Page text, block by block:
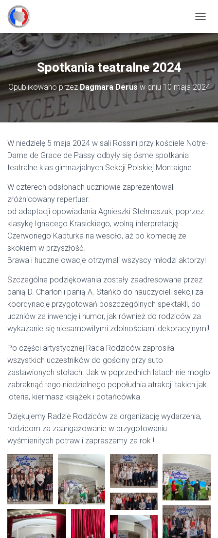
R
Z
Ą
Z
A
A
Spotkania teatralne 2024
Opublikowano przezDagmara Derus w dniu 10 maja 2024
W niedzielę 5 maja 2024 w sali Rossini przy kościele Notre-
Dame de Grace de Passy odbyły się ósme spotkania
teatralne klas gimnazjalnych Sekcji Polskiej Montaigne.
W czterech odsłonach uczniowie zaprezentowali
zróżnicowany repertuar:
od adaptacji opowiadania Agnieszki Stelmaszuk, poprzez
klasykę Ignacego Krasickiego, wolną interpretację
Czerwonego Kapturka na wesoło, aż po komedię ze
skokiem w przyszłość.
Brawa i huczne owacje otrzymali wszyscy młodzi aktorzy!
Szczególne podziękowania zostały zaadresowane przez
panią D. Charlon i panią A. Stańko do nauczycieli sekcji za
koordynację przygotowań poszczególnych spektakli, do
uczniów za inwencję i humor, jak również do rodziców za
wykazanie się niesamowitymi zdolnościami dekoracyjnymi!
Po części artystycznej Rada Rodziców zaprosiła
wszystkich uczestników do gościny przy suto
zastawionych stołach. Jak w poprzednich latach nie mogło
zabraknąć tego niedzielnego popołudnia atrakcji takich jak
loteria, kiermasz książek i potańcówka.
Dziękujemy Radzie Rodziców za organizację wydarzenia,
rodzicom za zaangażowanie w przygotowaniu
wyśmienitych potraw i zapraszamy za rok !